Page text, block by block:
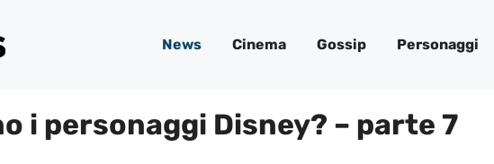
News Cinema Gossip Personaggi
i personaggi Disney? – parte 7